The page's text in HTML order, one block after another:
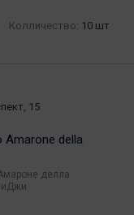
Колличество: 10 шт
15
Amarone della
делла